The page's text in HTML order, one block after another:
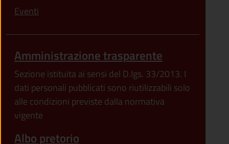
Eventi
Amministrazione trasparente
Sezione istituita ai sensi del D.lgs. 33/2013. I
dati personali pubblicati sono riutilizzabili solo
alle condizioni previste dalla normativa
vigente
Albo pretorio